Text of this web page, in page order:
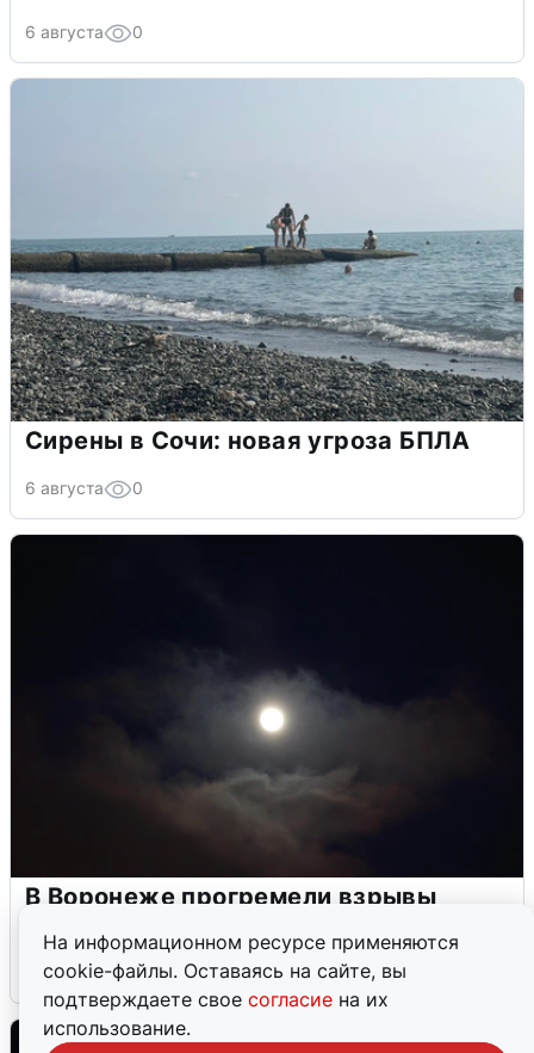
На информационном ресурсе применяются
cookie-файлы. Оставаясь на сайте, вы
подтверждаете свое согласие на их
использование.
6 августа 0
Сирены в Сочи: новая угроза БПЛА
6 августа 0
В Воронеже прогремели взрывы
5 августа 0